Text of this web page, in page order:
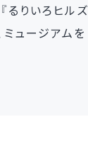
るりいろヒルズ
ュージアムを